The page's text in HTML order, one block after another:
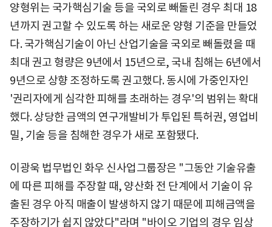
양형위는 국가핵심기술 등을 국외로 빼돌린 경우 최대 18
년까지 권고할 수 있도록 하는 새로운 양형 기준을 만들었
다. 국가핵심기술이 아닌 산업기술을 국외로 빼돌렸을 때
최대 권고 형량은 9년에서 15년으로, 국내 침해는 6년에서
9년으로 상향 조정하도록 권고했다. 동시에 가중인자인
'권리자에게 심각한 피해를 초래하는 경우'의 범위는 확대
했다. 상당한 금액의 연구개발비가 투입된 특허권, 영업비
밀, 기술 등을 침해한 경우가 새로 포함됐다.
이광욱 법무법인 화우 신사업그룹장은 "그동안 기술유출
에 따른 피해를 주장할 때, 양산화 전 단계에서 기술이 유
출된 경우 아직 매출이 발생하지 않기 때문에 피해금액을
주장하기가 쉽지 않았다"라며 "바이오 기업의 경우 임상